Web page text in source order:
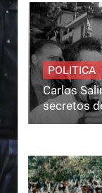
POLITICA
Carlos
secretos